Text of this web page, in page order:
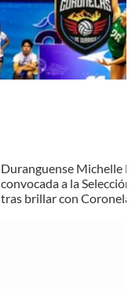
Duranguense Michelle
convocada a la Selección
tras brillar con Coronelas